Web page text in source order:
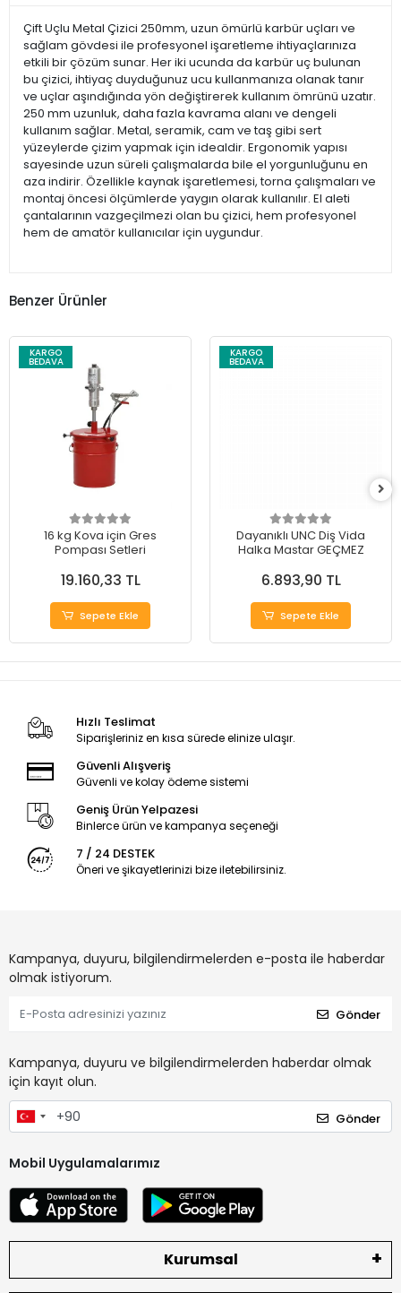
Çift Uçlu Metal Çizici 250mm, uzun ömürlü karbür uçları ve
sağlam gövdesi ile profesyonel işaretleme ihtiyaçlarınıza
etkili bir çözüm sunar. Her iki ucunda da karbür uç bulunan
bu çizici, ihtiyaç duyduğunuz ucu kullanmanıza olanak tanır
ve uçlar aşındığında yön değiştirerek kullanım ömrünü uzatır.
250 mm uzunluk, daha fazla kavrama alanı ve dengeli
kullanım sağlar. Metal, seramik, cam ve taş gibi sert
yüzeylerde çizim yapmak için idealdir. Ergonomik yapısı
sayesinde uzun süreli çalışmalarda bile el yorgunluğunu en
aza indirir. Özellikle kaynak işaretlemesi, torna çalışmaları ve
montaj öncesi ölçümlerde yaygın olarak kullanılır. El aleti
çantalarının vazgeçilmezi olan bu çizici, hem profesyonel
hem de amatör kullanıcılar için uygundur.
Benzer Ürünler
KARGO
BEDAVA
16 kg Kova için Gres
Pompası Setleri
19.160,33 TL
Sepete Ekle
KARGO
BEDAVA
Dayanıklı UNC Diş Vida
Halka Mastar GEÇMEZ
6.893,90 TL
Sepete Ekle
Hızlı Teslimat
Siparişleriniz en kısa sürede elinize ulaşır.
Güvenli Alışveriş
Güvenli ve kolay ödeme sistemi
Geniş Ürün Yelpazesi
Binlerce ürün ve kampanya seçeneği
7 / 24 DESTEK
Öneri ve şikayetlerinizi bize iletebilirsiniz.
Kampanya, duyuru, bilgilendirmelerden e-posta ile haberdar
olmak istiyorum.
Gönder
Kampanya, duyuru ve bilgilendirmelerden haberdar olmak
için kayıt olun.
Gönder
Mobil Uygulamalarımız
Kurumsal